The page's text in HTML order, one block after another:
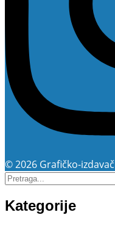
© 2026 Grafičko-
Kategorije